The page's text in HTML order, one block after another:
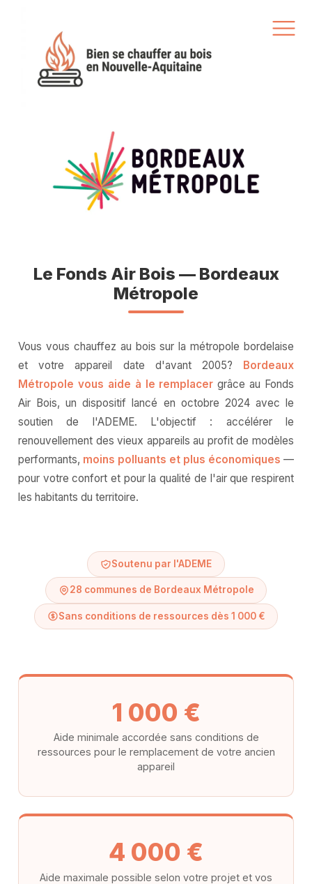
Le Fonds Air Bois — Bordeaux
Métropole
Vous vous chauffez au bois sur la métropole bordelaise
et votre appareil date d'avant 2005? Bordeaux
Métropole vous aide à le remplacer grâce au Fonds
Air Bois, un dispositif lancé en octobre 2024 avec le
soutien de l'ADEME. L'objectif : accélérer le
renouvellement des vieux appareils au profit de modèles
performants, moins polluants et plus économiques —
pour votre confort et pour la qualité de l'air que respirent
les habitants du territoire.
Soutenu par l'ADEME
28 communes de Bordeaux Métropole
Sans conditions de ressources dès 1 000 €
1 000 €
Aide minimale accordée sans conditions de
ressources pour le remplacement de votre ancien
appareil
4 000 €
Aide maximale possible selon votre projet et vos